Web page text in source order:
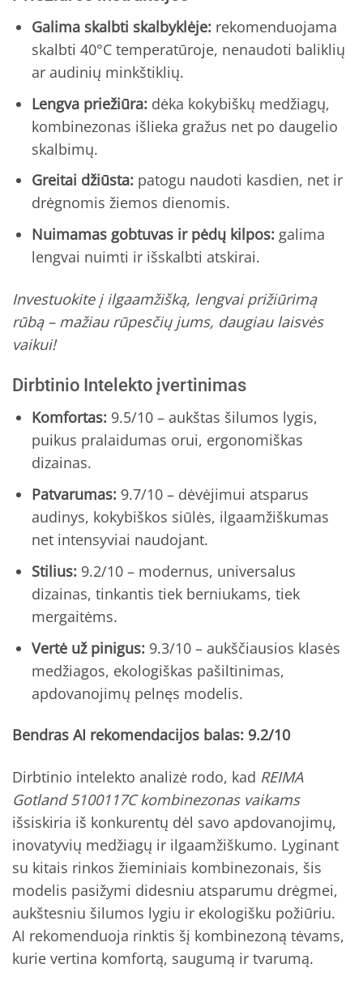
Galima skalbti skalbyklėje: rekomenduojama
skalbti 40°C temperatūroje, nenaudoti baliklių
ar audinių minkštiklių.
Lengva priežiūra: dėka kokybiškų medžiagų,
kombinezonas išlieka gražus net po daugelio
skalbimų.
Greitai džiūsta: patogu naudoti kasdien, net ir
drėgnomis žiemos dienomis.
Nuimamas gobtuvas ir pėdų kilpos: galima
lengvai nuimti ir išskalbti atskirai.
Investuokite į ilgaamžišką, lengvai prižiūrimą
rūbą – mažiau rūpesčių jums, daugiau laisvės
vaikui!
Dirbtinio Intelekto įvertinimas
Komfortas: 9.5/10 – aukštas šilumos lygis,
puikus pralaidumas orui, ergonomiškas
dizainas.
Patvarumas: 9.7/10 – dėvėjimui atsparus
audinys, kokybiškos siūlės, ilgaamžiškumas
net intensyviai naudojant.
Stilius: 9.2/10 – modernus, universalus
dizainas, tinkantis tiek berniukams, tiek
mergaitėms.
Vertė už pinigus: 9.3/10 – aukščiausios klasės
medžiagos, ekologiškas pašiltinimas,
apdovanojimų pelnęs modelis.
Bendras AI rekomendacijos balas: 9.2/10
Dirbtinio intelekto analizė rodo, kad REIMA
Gotland 5100117C kombinezonas vaikams
išsiskiria iš konkurentų dėl savo apdovanojimų,
inovatyvių medžiagų ir ilgaamžiškumo. Lyginant
su kitais rinkos žieminiais kombinezonais, šis
modelis pasižymi didesniu atsparumu drėgmei,
aukštesniu šilumos lygiu ir ekologišku požiūriu.
AI rekomenduoja rinktis šį kombinezoną tėvams,
kurie vertina komfortą, saugumą ir tvarumą.